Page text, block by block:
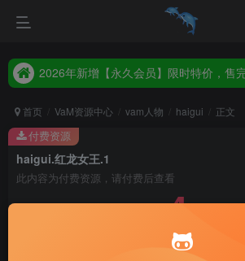
首页 VaM资源中心 vam人物 haigui 正文
haigui.红龙女王.1
此内容为付费资源，请付费后查看
4
付费资源